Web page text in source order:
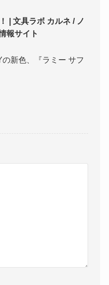
| 文具ラボ カルネ / ノ
報サイト
新色、『ラミー サフ